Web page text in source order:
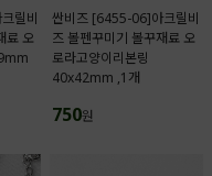
릴비
료 오
싼비즈 [6455-06]아크릴비
즈 볼펜꾸미기 볼꾸재료 오
로라고양이리본링
40x42mm ,1개
750원